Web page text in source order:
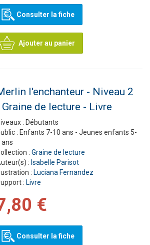
Consulter la fiche
Ajouter au panier
l'enchanteur - Niveau 2
Graine de lecture - Livre
: Débutants
: Enfants 7-10 ans - Jeunes enfants 5-
ans
: Graine de lecture
: Isabelle Parisot
Illustration : Luciana Fernandez
: Livre
€
Consulter la fiche